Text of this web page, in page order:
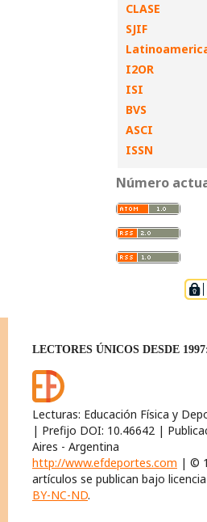
CLASE
SJIF
I2OR
ISI
BVS
ASCI
ISSN
Número
LECTORES ÚNICOS DESDE
Lecturas: Educación Física y
| Prefijo DOI: 10.46642 |
Aires - Argentina
http://www.efdeportes.com | ©
artículos se publican bajo
BY-NC-ND.